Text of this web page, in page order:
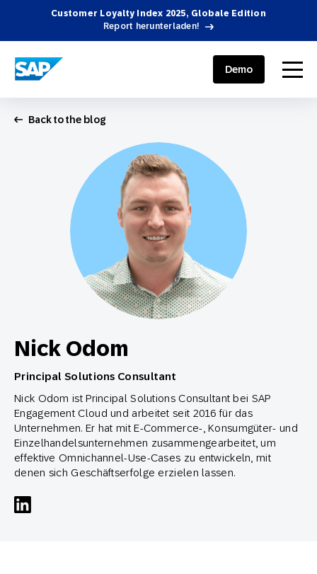
Customer Loyalty Index 2025, Globale Edition
Report herunterladen!
SAP ENGAGEMENT CLOUD menu
Demo
Back to the blog
Nick Odom
Principal Solutions Consultant
Nick Odom ist Principal Solutions Consultant bei SAP
Engagement Cloud und arbeitet seit 2016 für das
Unternehmen. Er hat mit E-Commerce-, Konsumgüter- und
Einzelhandelsunternehmen zusammengearbeitet, um
effektive Omnichannel-Use-Cases zu entwickeln, mit
denen sich Geschäftserfolge erzielen lassen.